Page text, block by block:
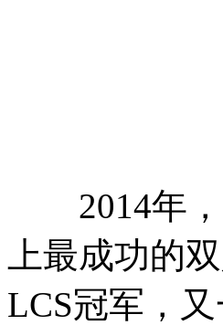
2014年，
上最成功的
LCS冠军，